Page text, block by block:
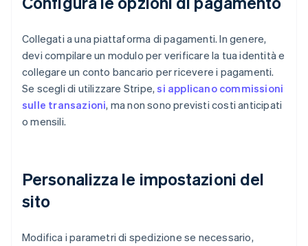
Collegati a una piattaforma di pagamenti. In genere,
devi compilare un modulo per verificare la tua identità e
collegare un conto bancario per ricevere i pagamenti.
Se scegli di utilizzare Stripe,si applicano commissioni
sulle transazioni, ma non sono previsti costi anticipati
o mensili.
Personalizza le impostazioni del
sito
Modifica i parametri di spedizione se necessario,